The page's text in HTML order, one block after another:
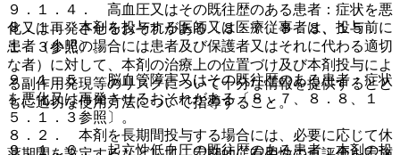
９．１．４． 高血圧又はその既往歴のある患者：症状を悪
化又は再発させるおそれがある〔８．７、８．８、１５．
１．３参照〕。
９．１．５． 脳血管障害又はその既往歴のある患者：症状
を悪化又は再発させるおそれがある〔８．７、８．８、１
５．１．３参照〕。
９．１．６． 起立性低血圧の既往歴のある患者：本剤の投
８．１． 本剤を投与する医師又は医療従事者は、投与前に
患者（小児の場合には患者及び保護者又はそれに代わる適切
な者）に対して、本剤の治療上の位置づけ及び本剤投与によ
る副作用発現等のリスクについて十分な情報を提供するとと
もに適切な使用方法について指導すること。
８．２． 本剤を長期間投与する場合には、必要に応じて休